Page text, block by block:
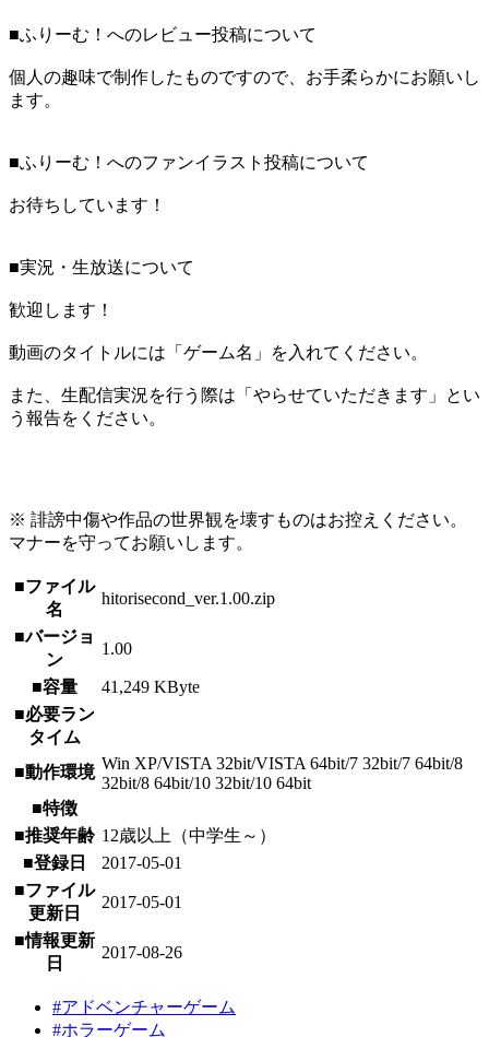
■ふりーむ！へのレビュー投稿について
個人の趣味で制作したものですので、お手柔らかにお願いし
ます。
■ふりーむ！へのファンイラスト投稿について
お待ちしています！
■実況・生放送について
歓迎します！
動画のタイトルには「ゲーム名」を入れてください。
また、生配信実況を行う際は「やらせていただきます」とい
う報告をください。
※ 誹謗中傷や作品の世界観を壊すものはお控えください。
マナーを守ってお願いします。
■ファイル
名
hitorisecond_ver.1.00.zip
■バージョ
ン
1.00
■容量
41,249 KByte
■必要ラン
タイム
■動作環境 Win XP/VISTA 32bit/VISTA 64bit/7 32bit/7 64bit/8
32bit/8 64bit/10 32bit/10 64bit
■特徴
■推奨年齢 12歳以上（中学生～）
■登録日
2017-05-01
■ファイル
更新日
2017-05-01
■情報更新
日
2017-08-26
#アドベンチャーゲーム
#ホラーゲーム